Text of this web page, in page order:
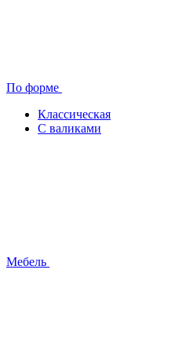
По форме
Классическая
С валиками
Мебель